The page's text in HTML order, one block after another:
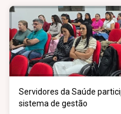
Servidores da Saúde
sistema de gestão